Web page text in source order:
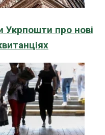
Укрпошти про нові